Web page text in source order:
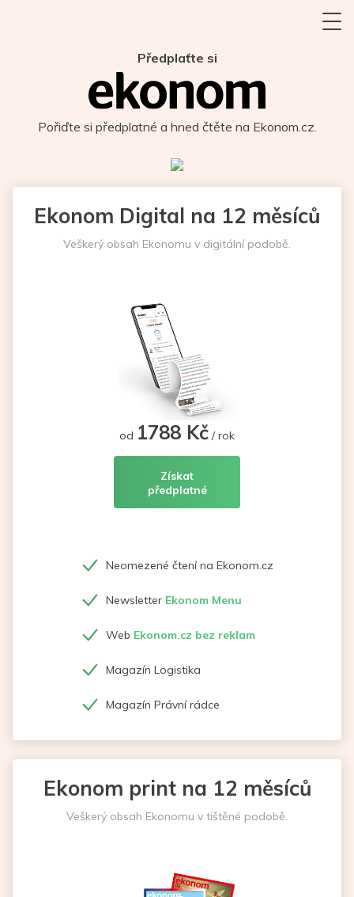
Předplaťte si
Pořiďte si předplatné a hned čtěte na Ekonom.cz.
Ekonom Digital na 12 měsíců
Veškerý obsah Ekonomu v digitální podobě.
od 1788 Kč / rok
Získat
předplatné
Neomezené čtení na Ekonom.cz
Newsletter Ekonom Menu
Web Ekonom.cz bez reklam
Magazín Logistika
Magazín Právní rádce
Ekonom print na 12 měsíců
Veškerý obsah Ekonomu v tištěné podobě.